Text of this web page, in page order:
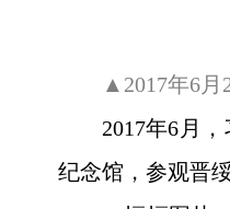
▲2017年6月
2017年6月
纪念馆，参观晋